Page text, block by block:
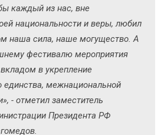
каждый из нас, вне
национальности и веры, любил
наша сила, наше могущество. А
фестивалю мероприятия
в укрепление
единства, межнациональной
- отметил заместитель
Президента РФ